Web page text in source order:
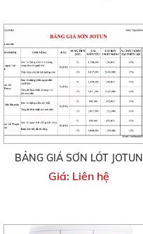
BẢNG GIÁ SƠN LÓT JOTUN
Giá: Liên hệ